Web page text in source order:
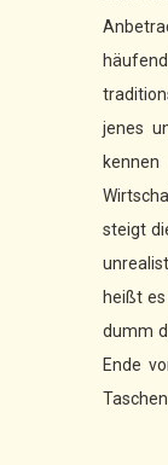
jenes
steigt
heißt
dumm
Ende